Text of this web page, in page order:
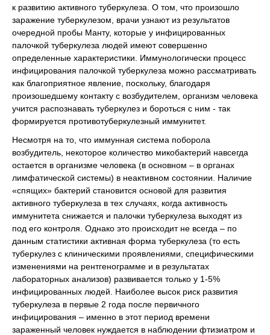
к развитию активного туберкулеза. О том, что произошло
заражение туберкулезом, врачи узнают из результатов
очередной пробы Манту, которые у инфицированных
палочкой туберкулеза людей имеют совершенно
определенные характеристики. Иммунологически процесс
инфицирования палочкой туберкулеза можно рассматривать
как благоприятное явление, поскольку, благодаря
произошедшему контакту с возбудителем, организм человека
учится распознавать туберкулез и бороться с ним - так
формируется противотуберкулезный иммунитет.
Несмотря на то, что иммунная система поборола
возбудитель, некоторое количество микобактерий навсегда
остается в организме человека (в основном – в органах
лимфатической системы) в неактивном состоянии. Наличие
«спящих» бактерий становится основой для развития
активного туберкулеза в тех случаях, когда активность
иммунитета снижается и палочки туберкулеза выходят из
под его контроля. Однако это происходит не всегда – по
данным статистики активная форма туберкулеза (то есть
туберкулез с клиническими проявлениями, специфическими
изменениями на рентгенограмме и в результатах
лабораторных анализов) развивается только у 1-5%
инфицированных людей. Наиболее высок риск развития
туберкулеза в первые 2 года после первичного
инфицирования – именно в этот период времени
зараженный человек нуждается в наблюдении фтизиатром и